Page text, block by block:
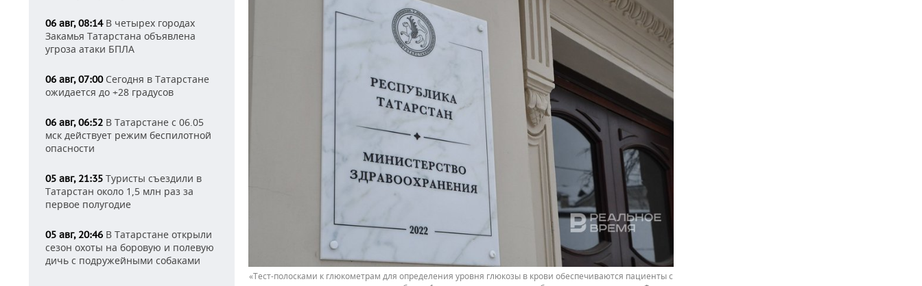
06 авг, 08:14В четырех городах
Закамья Татарстана объявлена
угроза атаки БПЛА
06 авг, 07:00Сегодня в Татарстане
ожидается до +28 градусов
06 авг, 06:52 В Татарстане с 06.05
мск действует режим беспилотной
опасности
05 авг, 21:35 Туристы съездили в
Татарстан около 1,5 млн раз за
первое полугодие
05 авг, 20:46 В Татарстане открыли
сезон охоты на боровую и полевую
дичь с подружейными собаками
«Тест-полосками к глюкометрам для определения уровня глюкозы в крови обеспечиваются пациенты с